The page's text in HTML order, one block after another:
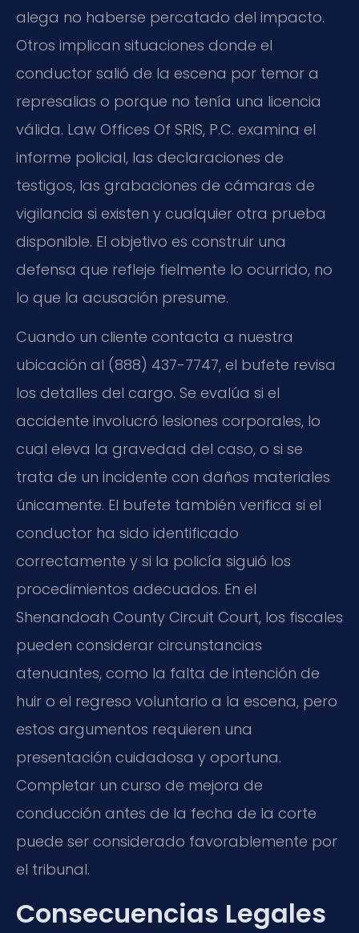
alega no haberse percatado del impacto.
Otros implican situaciones donde el
conductor salió de la escena por temor a
represalias o porque no tenía una licencia
válida. Law Offices Of SRIS, P.C. examina el
informe policial, las declaraciones de
testigos, las grabaciones de cámaras de
vigilancia si existen y cualquier otra prueba
disponible. El objetivo es construir una
defensa que refleje fielmente lo ocurrido, no
lo que la acusación presume.
Cuando un cliente contacta a nuestra
ubicación al (888) 437-7747, el bufete revisa
los detalles del cargo. Se evalúa si el
accidente involucró lesiones corporales, lo
cual eleva la gravedad del caso, o si se
trata de un incidente con daños materiales
únicamente. El bufete también verifica si el
conductor ha sido identificado
correctamente y si la policía siguió los
procedimientos adecuados. En el
Shenandoah County Circuit Court, los fiscales
pueden considerar circunstancias
atenuantes, como la falta de intención de
huir o el regreso voluntario a la escena, pero
estos argumentos requieren una
presentación cuidadosa y oportuna.
Completar un curso de mejora de
conducción antes de la fecha de la corte
puede ser considerado favorablemente por
el tribunal.
Consecuencias Legales